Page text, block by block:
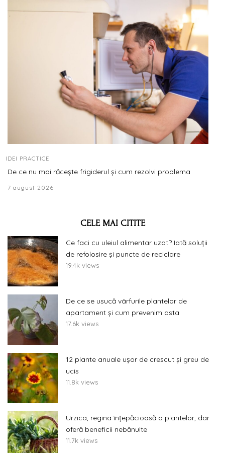
IDEI PRACTICE
De ce nu mai răcește frigiderul și cum rezolvi problema
7 august 2026
CELE MAI CITITE
Ce faci cu uleiul alimentar uzat? Iată soluții
de refolosire și puncte de reciclare
19.4k views
De ce se usucă vârfurile plantelor de
apartament și cum prevenim asta
17.6k views
12 plante anuale ușor de crescut și greu de
ucis
11.8k views
Urzica, regina înțepăcioasă a plantelor, dar
oferă beneficii nebănuite
11.7k views